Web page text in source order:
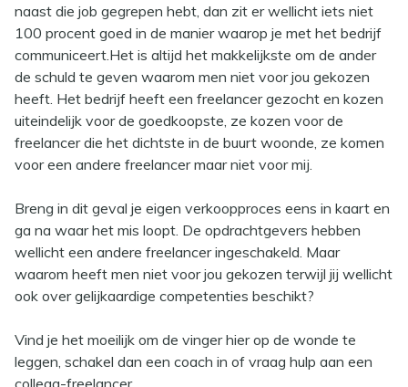
naast die job gegrepen hebt, dan zit er wellicht iets niet
100 procent goed in de manier waarop je met het bedrijf
communiceert.Het is altijd het makkelijkste om de ander
de schuld te geven waarom men niet voor jou gekozen
heeft. Het bedrijf heeft een freelancer gezocht en kozen
uiteindelijk voor de goedkoopste, ze kozen voor de
freelancer die het dichtste in de buurt woonde, ze komen
voor een andere freelancer maar niet voor mij.
Breng in dit geval je eigen verkoopproces eens in kaart en
ga na waar het mis loopt. De opdrachtgevers hebben
wellicht een andere freelancer ingeschakeld. Maar
waarom heeft men niet voor jou gekozen terwijl jij wellicht
ook over gelijkaardige competenties beschikt?
Vind je het moeilijk om de vinger hier op de wonde te
leggen, schakel dan een coach in of vraag hulp aan een
collega-freelancer.